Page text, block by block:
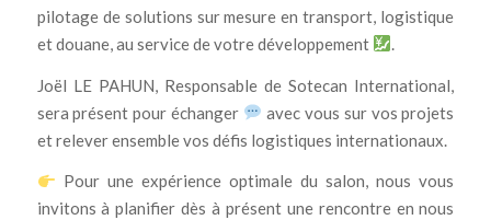
pilotage de solutions sur mesure en transport, logistique
et douane, au service de votre développement
.
Joël LE PAHUN, Responsable de Sotecan International,
sera présent pour échanger
avec vous sur vos projets
et relever ensemble vos défis logistiques internationaux.
Pour une expérience optimale du salon, nous vous
invitons à planifier dès à présent une rencontre en nous